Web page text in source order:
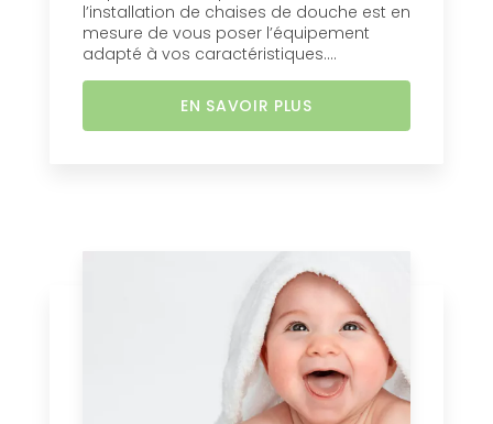
l’installation de chaises de douche est en
mesure de vous poser l’équipement
adapté à vos caractéristiques....
EN SAVOIR PLUS